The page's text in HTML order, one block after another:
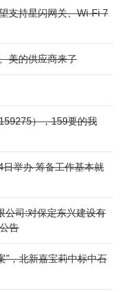
支持星闪网关、Wi-Fi 7
美的供应商来了
），159要的我
举办 筹备工作基本就
公司:对保定东兴建设有
告
”，北新嘉宝莉中标中石